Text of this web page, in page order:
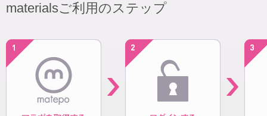
materialsご利用のステップ